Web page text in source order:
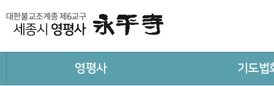
영평사 기도법